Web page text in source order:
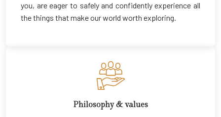
you, are eager to safely and confidently experience all
the things that make our world worth exploring.
Philosophy & values